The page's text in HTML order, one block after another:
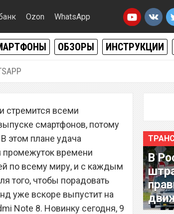
Ozon WhatsApp
ОБЗОРЫ ИНСТРУКЦИИ
всех
стремится всеми
смартфонов, потому
этом плане удача
промежуток времени
по всему миру, и с каждым
того, чтобы порадовать
уже вскоре выпустит на
Note 8. Новинку сегодня, 9
В